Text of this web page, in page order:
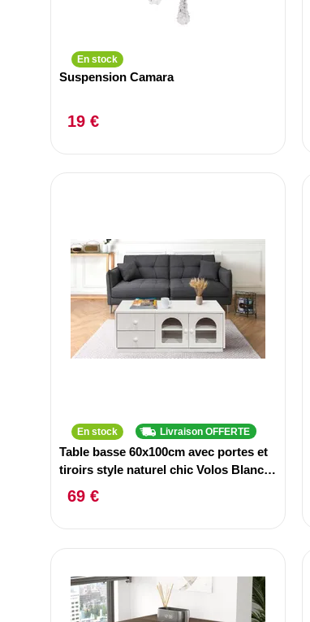
En stock
Suspension Camara
19 €
En stock Livraison OFFERTE
Table basse 60x100cm avec portes et
tiroirs style naturel chic Volos Blanc
texturé
69 €